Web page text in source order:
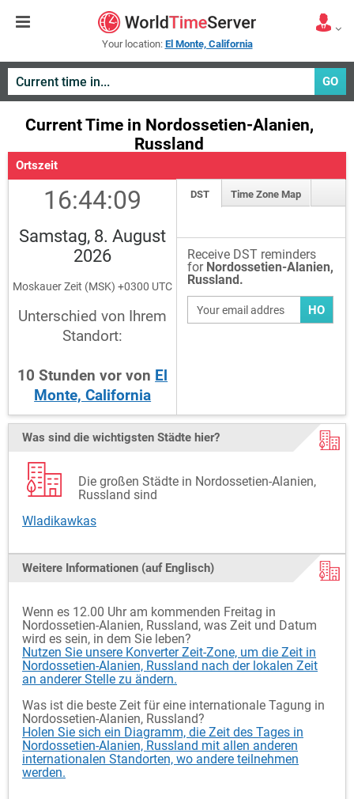
Your location: El Monte, California
GO
Current Time in Nordossetien-Alanien,
Russland
Ortszeit
16:44:09
Samstag, 8. August
2026
Moskauer Zeit (MSK) +0300 UTC
Unterschied von Ihrem
Standort:
10 Stunden vor von El
Monte, California
DST Time Zone Map
Receive DST reminders
for Nordossetien-Alanien,
Russland.
HO
Was sind die wichtigsten Städte hier?
Die großen Städte in Nordossetien-Alanien,
Russland sind
Wladikawkas
Weitere Informationen (auf Englisch)
Wenn es 12.00 Uhr am kommenden Freitag in
Nordossetien-Alanien, Russland, was Zeit und Datum
wird es sein, in dem Sie leben?
Nutzen Sie unsere Konverter Zeit-Zone, um die Zeit in
Nordossetien-Alanien, Russland nach der lokalen Zeit
an anderer Stelle zu ändern.
Was ist die beste Zeit für eine internationale Tagung in
Nordossetien-Alanien, Russland?
Holen Sie sich ein Diagramm, die Zeit des Tages in
Nordossetien-Alanien, Russland mit allen anderen
internationalen Standorten, wo andere teilnehmen
werden.